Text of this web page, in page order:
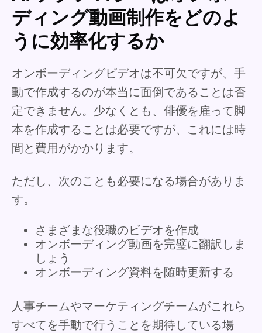
ディング動画制作をどのよ
うに効率化するか
オンボーディングビデオは不可欠ですが、手
動で作成するのが本当に面倒であることは否
定できません。少なくとも、俳優を雇って脚
本を作成することは必要ですが、これには時
間と費用がかかります。
ただし、次のことも必要になる場合がありま
す。
さまざまな役職のビデオを作成
オンボーディング動画を完璧に翻訳しま
しょう
オンボーディング資料を随時更新する
人事チームやマーケティングチームがこれら
すべてを手動で行うことを期待している場